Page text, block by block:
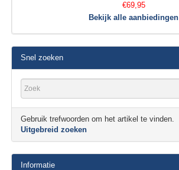
€69,95
Bekijk alle aanbiedingen
Snel zoeken
Gebruik trefwoorden om het artikel te vinden.
Uitgebreid zoeken
Informatie